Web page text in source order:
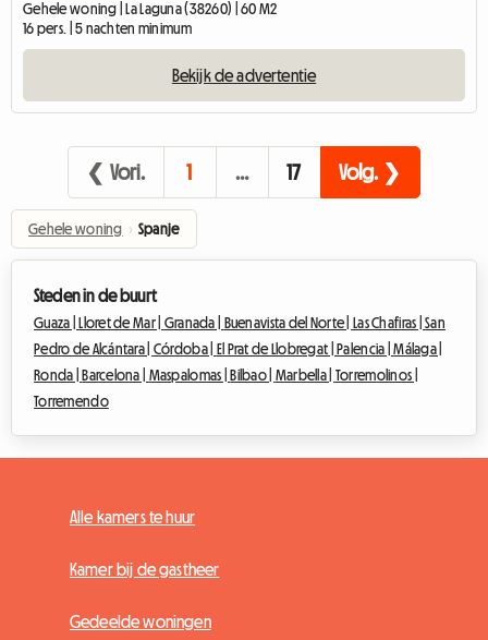
Gehele woning | La Laguna (38260) | 60 M2
16 pers. | 5 nachten minimum
Bekijk de advertentie
❮ Vori. 1 … 17 Volg. ❯
Gehele woning › Spanje
Steden in de buurt
Guaza | Lloret de Mar | Granada | Buenavista del Norte | Las Chafiras |San
Pedro de Alcántara | Córdoba | El Prat de Llobregat | Palencia |Málaga |
Ronda |
Barcelona | Maspalomas | Bilbao | Marbella | Torremolinos |
Torremendo
Alle kamers te huur
Kamer bij de gastheer
Gedeelde woningen